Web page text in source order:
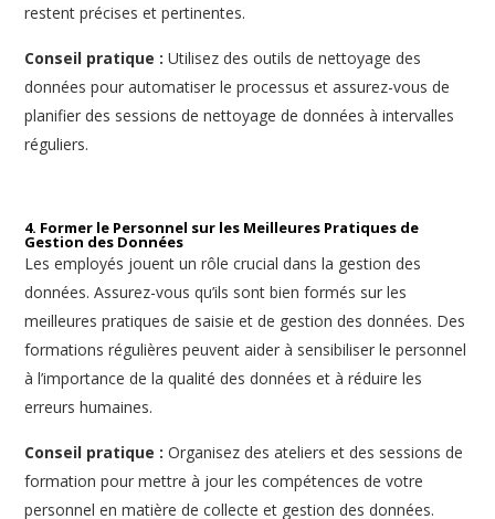
restent précises et pertinentes.
Conseil pratique : Utilisez des outils de nettoyage des
données pour automatiser le processus et assurez-vous de
planifier des sessions de nettoyage de données à intervalles
réguliers.
4. Former le Personnel sur les Meilleures Pratiques de
Gestion des Données
Les employés jouent un rôle crucial dans la gestion des
données. Assurez-vous qu’ils sont bien formés sur les
meilleures pratiques de saisie et de gestion des données. Des
formations régulières peuvent aider à sensibiliser le personnel
à l’importance de la qualité des données et à réduire les
erreurs humaines.
Conseil pratique : Organisez des ateliers et des sessions de
formation pour mettre à jour les compétences de votre
personnel en matière de collecte et gestion des données.